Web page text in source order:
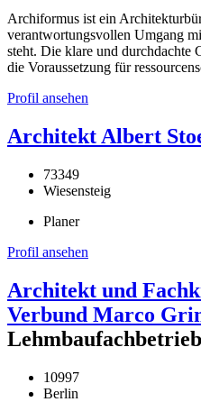
Archiformus ist ein
verantwortungsvollen Umgang
steht. Die klare und durchdachte
die Voraussetzung für
Profil ansehen
Architekt Albert
73349
Wiesensteig
Planer
Profil ansehen
Architekt und
Verbund Marco
Lehmbaufachbetrieb
10997
Berlin